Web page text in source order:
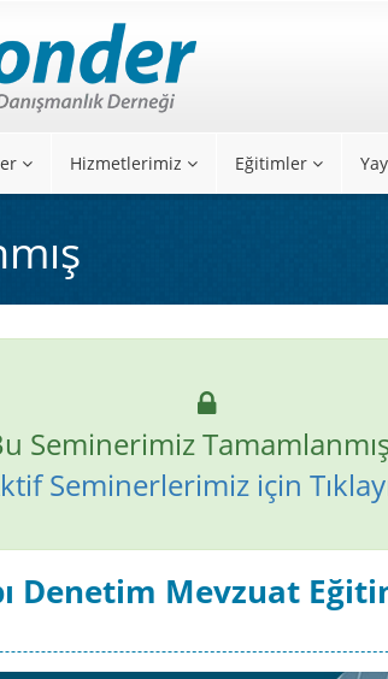
Hizmetlerimiz Eğitimler
Seminerimiz
Seminerlerimiz için
Denetim Mevzuat